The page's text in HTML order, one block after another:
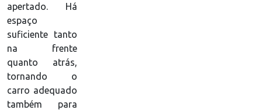
apertado. Há
espaço
suficiente tanto
na frente
quanto atrás,
tornando o
carro adequado
também para